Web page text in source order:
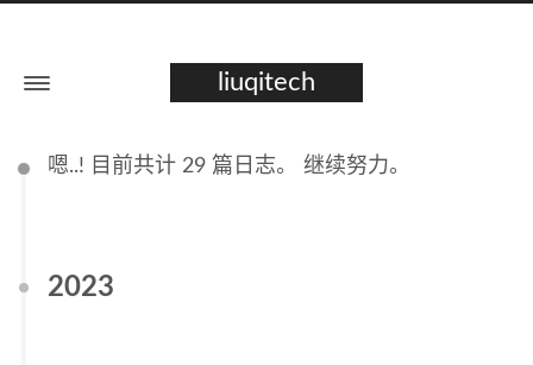
liuqitech
嗯..! 目前共计 29 篇日志。 继续努力。
2023